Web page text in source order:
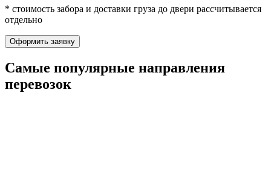
* стоимость забора и доставки груза до двери рассчитывается
отдельно
Оформить заявку
Самые популярные направления
перевозок